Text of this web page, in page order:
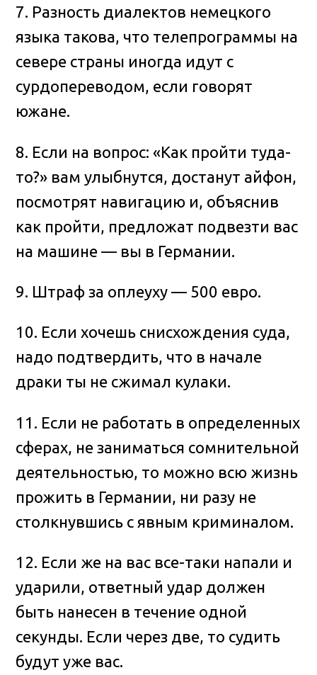
7. Разность диалектов немецкого
языка такова, что телепрограммы на
севере страны иногда идут с
сурдопереводом, если говорят
южане.
8. Если на вопрос: «Как пройти туда-
то?» вам улыбнутся, достанут айфон,
посмотрят навигацию и, объяснив
как пройти, предложат подвезти вас
на машине — вы в Германии.
9. Штраф за оплеуху — 500 евро.
10. Если хочешь снисхождения суда,
надо подтвердить, что в начале
драки ты не сжимал кулаки.
11. Если не работать в определенных
сферах, не заниматься сомнительной
деятельностью, то можно всю жизнь
прожить в Германии, ни разу не
столкнувшись с явным криминалом.
12. Если же на вас все-таки напали и
ударили, ответный удар должен
быть нанесен в течение одной
секунды. Если через две, то судить
будут уже вас.